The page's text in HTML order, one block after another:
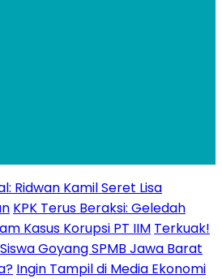
Ridwan Kamil Seret Lisa
KPK Terus Beraksi: Geledah
Kasus Korupsi PT IIM Terkuak!
Goyang SPMB Jawa Barat
Ingin Tampil di Media Ekonomi